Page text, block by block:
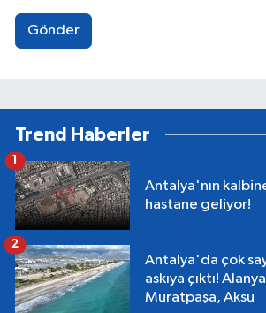
Gönder
Trend Haberler
Antalya'nın
hastane geliyor!
1
Antalya'da çok
askıya çıktı!
Muratpaşa, Aksu
2